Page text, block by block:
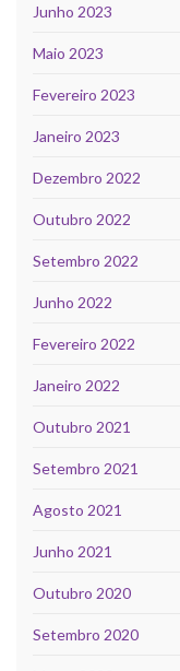
Junho 2023
Maio 2023
Fevereiro 2023
Janeiro 2023
Dezembro 2022
Outubro 2022
Setembro 2022
Junho 2022
Fevereiro 2022
Janeiro 2022
Outubro 2021
Setembro 2021
Agosto 2021
Junho 2021
Outubro 2020
Setembro 2020